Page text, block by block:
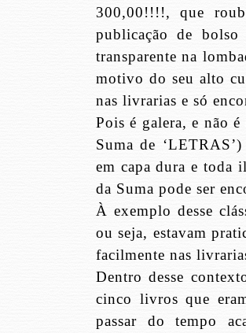
300,00!!!!, que
publicação de
transparente na
motivo do seu alto
nas livrarias e só
Pois é galera, e não
Suma de
em capa dura e toda
da Suma pode ser
À exemplo desse
ou seja, estavam
facilmente nas
Dentro desse
cinco livros que
passar do tempo